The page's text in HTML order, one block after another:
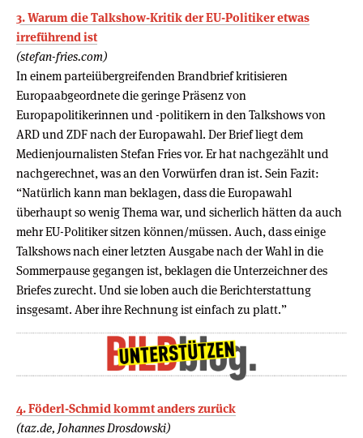
3. Warum die Talkshow-Kritik der EU-Politiker etwas
irreführend ist
(stefan-fries.com)
In einem parteiübergreifenden Brandbrief kritisieren
Europaabgeordnete die geringe Präsenz von
Europapolitikerinnen und -politikern in den Talkshows von
ARD und ZDF nach der Europawahl. Der Brief liegt dem
Medienjournalisten Stefan Fries vor. Er hat nachgezählt und
nachgerechnet, was an den Vorwürfen dran ist. Sein Fazit:
“Natürlich kann man beklagen, dass die Europawahl
überhaupt so wenig Thema war, und sicherlich hätten da auch
mehr EU-Politiker sitzen können/müssen. Auch, dass einige
Talkshows nach einer letzten Ausgabe nach der Wahl in die
Sommerpause gegangen ist, beklagen die Unterzeichner des
Briefes zurecht. Und sie loben auch die Berichterstattung
insgesamt. Aber ihre Rechnung ist einfach zu platt.”
4. Föderl-Schmid kommt anders zurück
(taz.de, Johannes Drosdowski)